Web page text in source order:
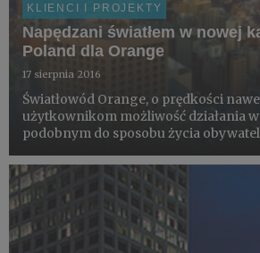
KLIENCI I PROJEKTY
Napędzani światłem w nowej
Poland dla Orange
17 sierpnia 2016
Światłowód Orange, o prędkości
użytkownikom możliwość działania
podobnym do sposobu życia
– to wiodąca idea nowej kampanii
Orange.